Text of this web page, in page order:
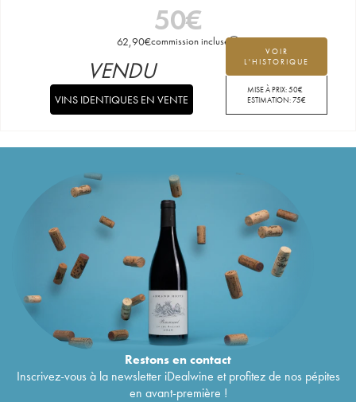
50€
62,90€commission incluse
VOIR
L'HISTORIQUE
MISE À PRIX:50€
ESTIMATION:75€
VENDU
VINS IDENTIQUES EN VENTE
Restons encontact
Inscrivez-vous à la newsletter iDealwine et profitez de nos pépites
en avant-première !